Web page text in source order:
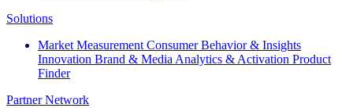
Solutions
Market Measurement Consumer Behavior & Insights
Innovation Brand & Media Analytics & Activation Product
Finder
Partner Network